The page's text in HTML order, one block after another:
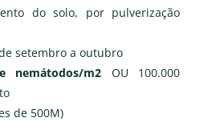
do solo, por pulverização
setembro a outubro
nemátodos/m2 OU 100.000
de 500M)